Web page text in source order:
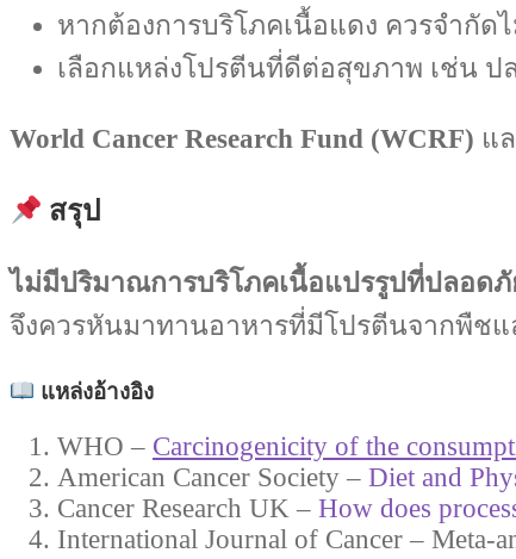
หากต้องการบริโภคเนื้อแดง ควรจำกัด
เลือกแหล่งโปรตีนที่ดีต่อสุขภาพ เช่น
World Cancer Research Fund (WCRF) แ
สรุป
ไม่มีปริมาณการบริโภคเนื้อแปรรูปที่ปลอดภั
จึงควรหันมาทานอาหารที่มีโปรตีนจากพืช
แหล่งอ้างอิง
WHO – Carcinogenicity of the
American Cancer Society – Diet and
Cancer Research UK – How does
International Journal of Cancer – Meta-